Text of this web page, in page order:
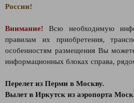
России!
Внимание! Всю необходимую
правилам их приобретения,
особенностям размещения Вы
информационных блоках справа,
Перелет из Перми в Москву.
Вылет в Иркутск из аэропорта